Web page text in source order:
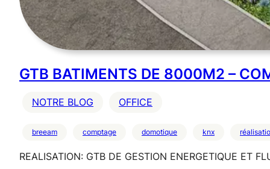
GTB BATIMENTS DE 8000M2 –
NOTRE BLOG OFFICE
breeam comptage domotique knx
REALISATION: GTB DE GESTION ENERGETIQUE ET